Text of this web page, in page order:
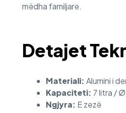
mëdha familjare.
Detajet
Materiali: Alumini i
Kapaciteti: 7 litra /
Ngjyra: E zezë